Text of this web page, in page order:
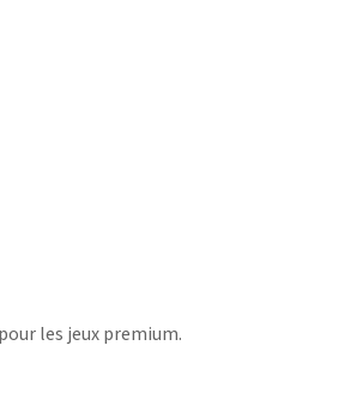
les jeux premium.